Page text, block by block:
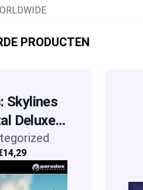
PRODUCTEN
Skylines
Deluxe